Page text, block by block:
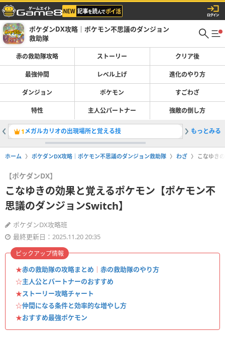
ポケダンDX攻略｜ポケモン不思議のダンジョン
救助隊
赤の救助隊攻略 ストーリー クリア後
最強仲間 レベル上げ 進化のやり方
ダンジョン ポケモン すごわざ
特性 主人公パートナー 強敵の倒し方
1メガルカリオの出現場所と覚える技 2救助依
もっとみる
ホーム ポケダンDX攻略｜ポケモン不思議のダンジョン救助隊 わざ こなゆき
【ポケダンDX】
こなゆきの効果と覚えるポケモン【ポケモン不
思議のダンジョンSwitch】
ポケダンDX攻略班
最終更新日：2025.11.20 20:35
★赤の救助隊の攻略まとめ ｜ 赤の救助隊のやり方
☆主人公とパートナーのおすすめ
★ストーリー攻略チャート
☆仲間になる条件と効率的な増やし方
★おすすめ最強ポケモン
ピックアップ情報